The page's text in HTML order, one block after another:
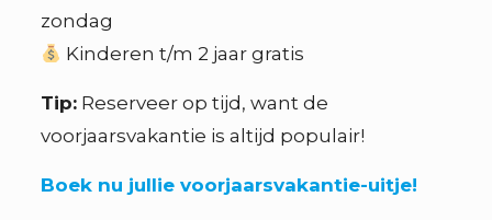
zondag
Kinderen t/m 2 jaar gratis
Tip:Reserveer op tijd, want de
voorjaarsvakantie is altijd populair!
Boek nu jullie voorjaarsvakantie-uitje!